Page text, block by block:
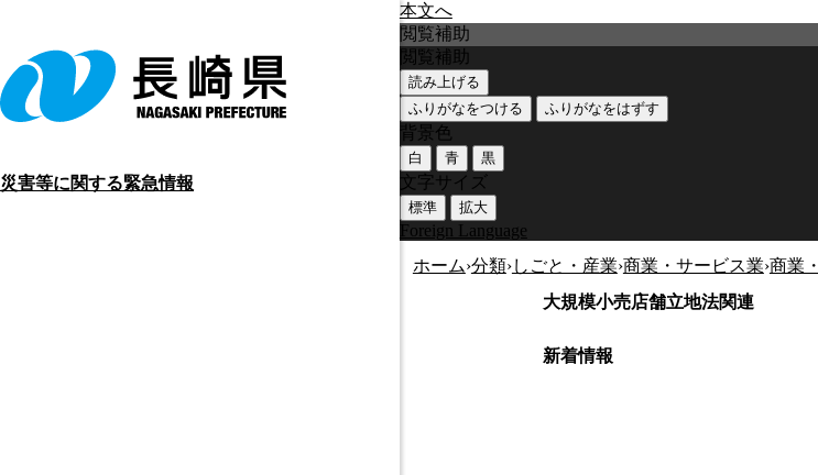
本文へ
災害等に関する緊急情報
閲覧補助
閲覧補助
読み上げる
ふりがなをつける
ふりがなをはずす
背景色
白 青 黒
文字サイズ
標準 拡大
Foreign Language
ホーム›分類›しごと・産業›商業・サービス業›商業
大規模小売店舗立地法関連
新着情報